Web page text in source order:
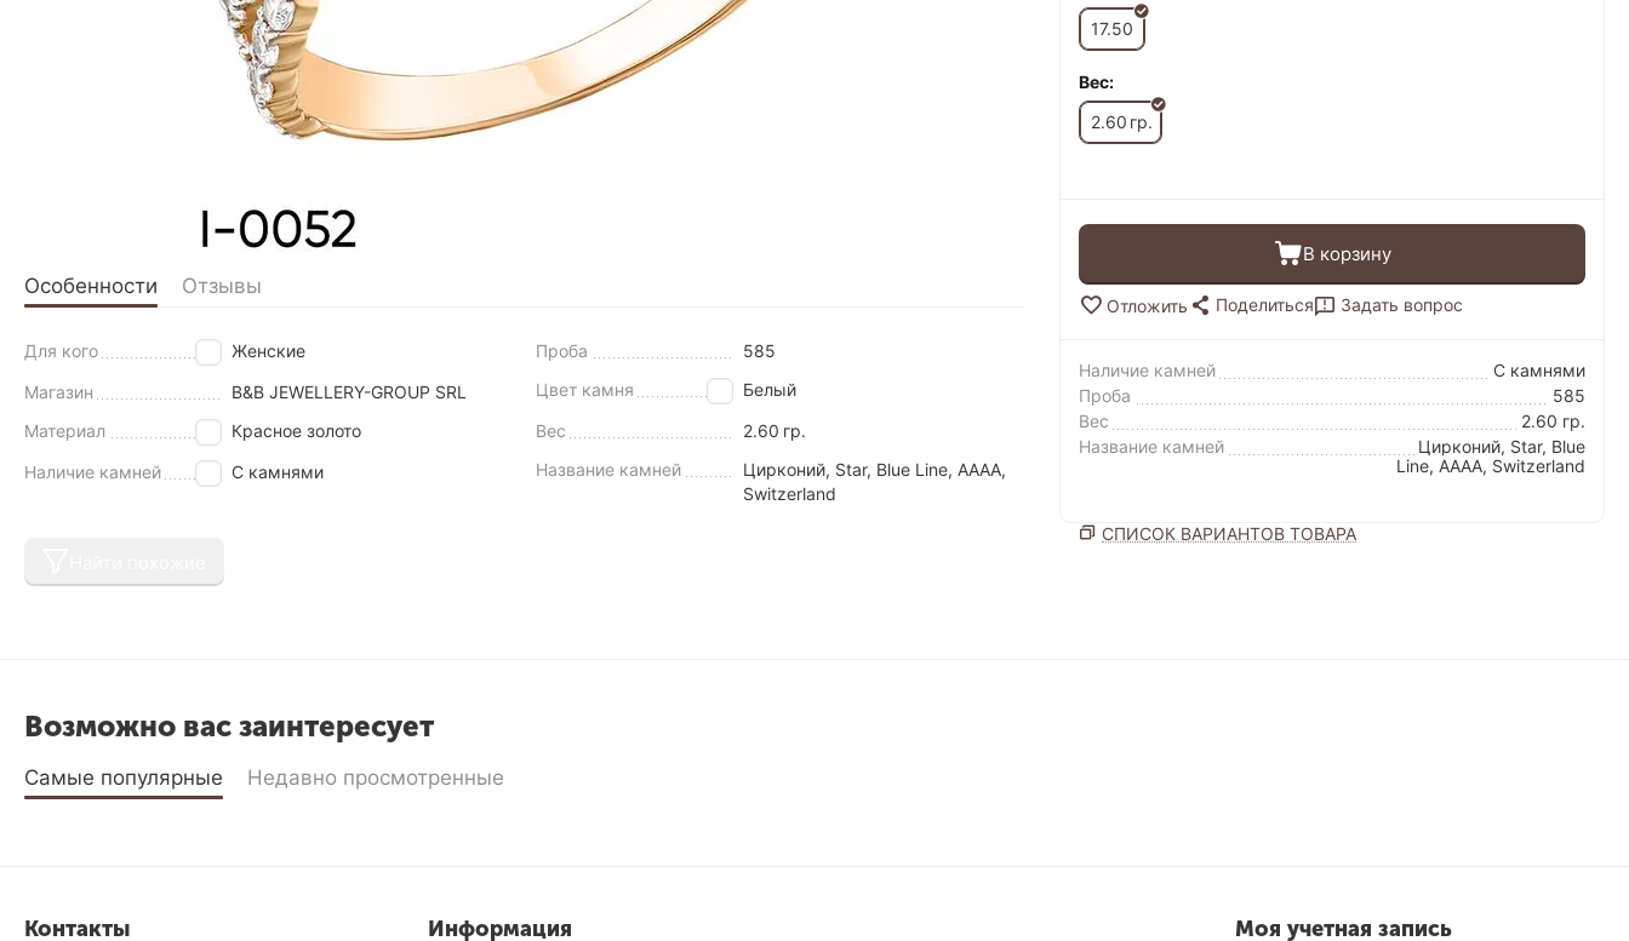
17.50
Вес:
2.60 гр.
В корзину
Отложить Поделиться Задать вопрос
Наличие камней
С камнями
Проба
585
Вес
2.60 гр.
Название камней
Цирконий, Star, Blue
Line, AAAA, Switzerland
СПИСОК ВАРИАНТОВ ТОВАРА
Особенности Отзывы
Для кого
Женские
Магазин
B&B JEWELLERY-GROUP SRL
Материал
Красное золото
Наличие камней
С камнями
Проба
585
Цвет камня
Белый
Вес
2.60 гр.
Название камней
Цирконий, Star, Blue Line, AAAA,
Switzerland
Возможно вас заинтересует
Самые популярные Недавно просмотренные
Контакты Информация Моя учетная запись